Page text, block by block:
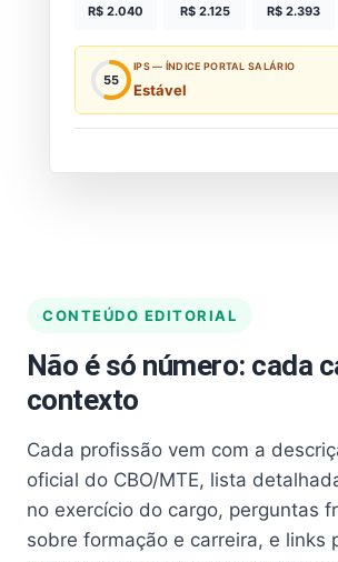
R$ 2.040 R$ 2.125 R$ 2.393
55
IPS — ÍNDICE PORTAL SALÁRIO
Estável
CONTEÚDO EDITORIAL
Não é só número: cada
contexto
Cada profissão vem com a
oficial do CBO/MTE, lista
no exercício do cargo, perguntas
sobre formação e carreira, e links